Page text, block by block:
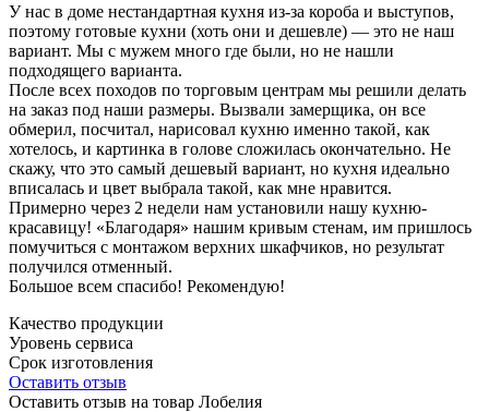
У нас в доме нестандартная кухня из-за короба и выступов,
поэтому готовые кухни (хоть они и дешевле) — это не наш
вариант. Мы с мужем много где были, но не нашли
подходящего варианта.
После всех походов по торговым центрам мы решили делать
на заказ под наши размеры. Вызвали замерщика, он все
обмерил, посчитал, нарисовал кухню именно такой, как
хотелось, и картинка в голове сложилась окончательно. Не
скажу, что это самый дешевый вариант, но кухня идеально
вписалась и цвет выбрала такой, как мне нравится.
Примерно через 2 недели нам установили нашу кухню-
красавицу! «Благодаря» нашим кривым стенам, им пришлось
помучиться с монтажом верхних шкафчиков, но результат
получился отменный.
Большое всем спасибо! Рекомендую!
Качество продукции
Уровень сервиса
Срок изготовления
Оставить отзыв
Оставить отзыв на товар Лобелия